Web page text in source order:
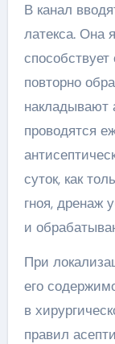
В канал
латекса. Она
повторно
накладывают
проводятся
суток, как
гноя, дренаж
и
При
его
в
правил